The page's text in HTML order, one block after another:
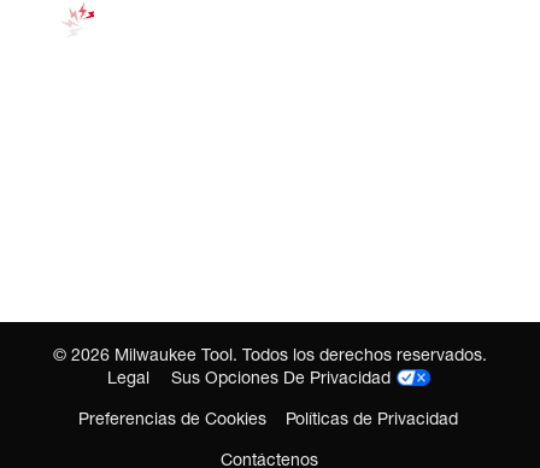
© 2026 Milwaukee Tool. Todos los derechos reservados.
Legal
Sus Opciones De Privacidad
Preferencias de Cookies
Políticas de Privacidad
Contáctenos